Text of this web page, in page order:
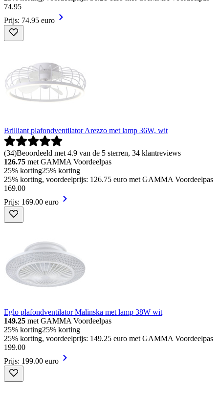
74.95
Prijs: 74.95 euro
Brilliant plafondventilator Arezzo met lamp 36W, wit
(34)Beoordeeld met 4.9 van de 5 sterren, 34 klantreviews
126.75 met GAMMA Voordeelpas
25% korting25% korting
25% korting, voordeelprijs: 126.75 euro met GAMMA Voordeelpas
169.00
Prijs: 169.00 euro
Eglo plafondventilator Malinska met lamp 38W wit
149.25 met GAMMA Voordeelpas
25% korting25% korting
25% korting, voordeelprijs: 149.25 euro met GAMMA Voordeelpas
199.00
Prijs: 199.00 euro